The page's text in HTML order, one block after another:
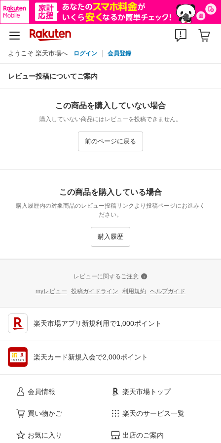
ようこそ 楽天市場へ ログイン 会員登録
レビュー投稿についてご案内
この商品を購入していない場合
購入していない商品にはレビューを投稿できません。
前のページに戻る
この商品を購入している場合
購入履歴内の対象商品のレビュー投稿リンクより投稿ページにお進みく
ださい。
購入履歴
レビューに関するご注意
myレビュー 投稿ガイドライン 利用規約 ヘルプガイド
楽天市場アプリ新規利用で1,000ポイント
楽天カード新規入会で2,000ポイント
会員情報
買い物かご
お気に入り
楽天市場トップ
楽天のサービス一覧
出店のご案内